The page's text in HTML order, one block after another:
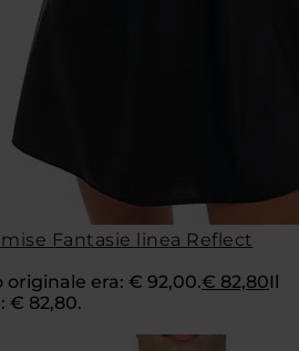
Fantasie linea Reflect
originale era: € 92,00.€ 82,80Il
€ 82,80.